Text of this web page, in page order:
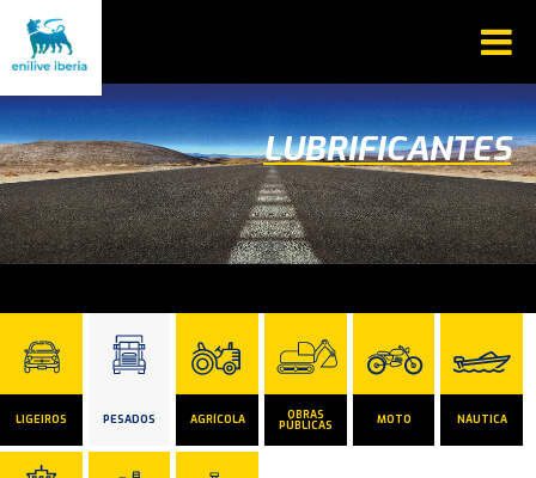
LUBRIFICANTES
LIGEIROS PESADOS AGRÍCOLA OBRAS
PÚBLICAS MOTO NÁUTICA